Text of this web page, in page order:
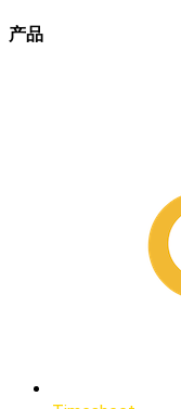
产品